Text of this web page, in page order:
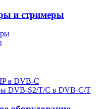
и стримеры
в DVB-C
DVB-S2/T/C в DVB-C/T